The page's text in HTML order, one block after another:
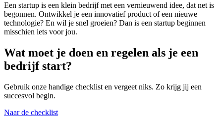
Een startup is een klein bedrijf met een vernieuwend idee, dat net is
begonnen. Ontwikkel je een innovatief product of een nieuwe
technologie? En wil je snel groeien? Dan is een startup beginnen
misschien iets voor jou.
Wat moet je doen en regelen als je een
bedrijf start?
Gebruik onze handige checklist en vergeet niks. Zo krijg jij een
succesvol begin.
Naar de checklist